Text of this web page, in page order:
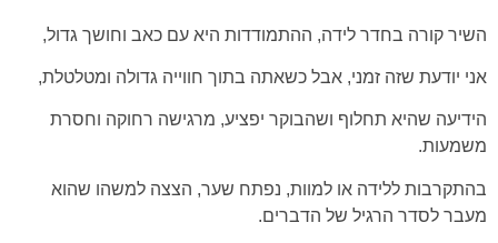
השיר קורה בחדר לידה, ההתמודדות היא עם כאב וחושך גדול,
אני יודעת שזה זמני, אבל כשאתה בתוך חווייה גדולה ומטלטלת,
הידיעה שהיא תחלוף ושהבוקר יפציע, מרגישה רחוקה וחסרת
משמעות.
בהתקרבות ללידה או למוות, נפתח שער, הצצה למשהו שהוא
מעבר לסדר הרגיל של הדברים.